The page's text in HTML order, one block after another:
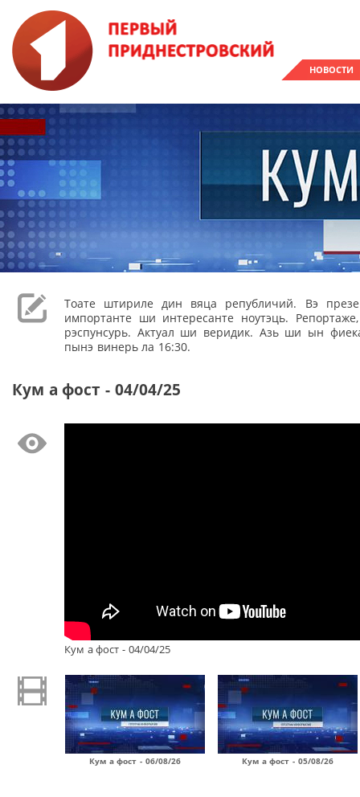
НОВОСТИ
Тоате штириле дин вяца републичий. Вэ
импортанте ши интересанте ноутэць.
рэспунсурь. Актуал ши веридик. Азь ши ын
пынэ винерь ла 16:30.
Кум а фост - 04/04/25
Кум а фост - 04/04/25
Кум а фост - 06/08/26 Кум а фост - 05/08/26